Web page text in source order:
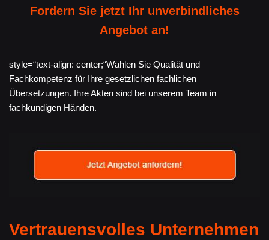
Fordern Sie jetzt Ihr unverbindliches
Angebot an!
style=“text-align: center;“Wählen Sie Qualität und
Fachkompetenz für Ihre gesetzlichen fachlichen
Übersetzungen. Ihre Akten sind bei unserem Team in
fachkundigen Händen.
Vertrauensvolles Unternehmen